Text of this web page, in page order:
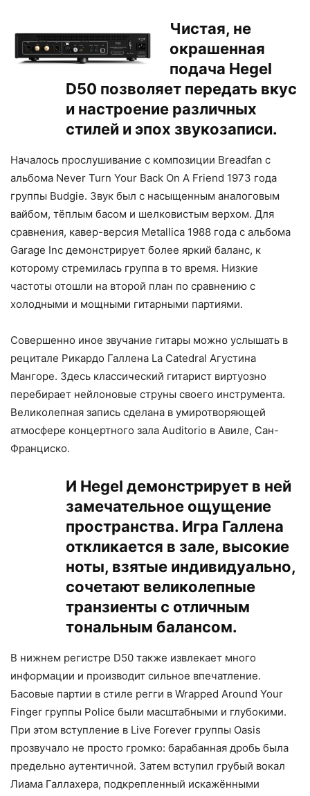
Чистая, не
окрашенная
подача Hegel
D50 позволяет передать вкус
и настроение различных
стилей и эпох звукозаписи.
Началось прослушивание с композиции Breadfan с
альбома Never Turn Your Back On A Friend 1973 года
группы Budgie. Звук был с насыщенным аналоговым
вайбом, тёплым басом и шелковистым верхом. Для
сравнения, кавер-версия Metallica 1988 года с альбома
Garage Inc демонстрирует более яркий баланс, к
которому стремилась группа в то время. Низкие
частоты отошли на второй план по сравнению с
холодными и мощными гитарными партиями.
Совершенно иное звучание гитары можно услышать в
рецитале Рикардо Галлена La Catedral Агустина
Мангоре. Здесь классический гитарист виртуозно
перебирает нейлоновые струны своего инструмента.
Великолепная запись сделана в умиротворяющей
атмосфере концертного зала Auditorio в Авиле, Сан-
Франциско.
И Hegel демонстрирует в ней
замечательное ощущение
пространства. Игра Галлена
откликается в зале, высокие
ноты, взятые индивидуально,
сочетают великолепные
транзиенты с отличным
тональным балансом.
В нижнем регистре D50 также извлекает много
информации и производит сильное впечатление.
Басовые партии в стиле регги в Wrapped Around Your
Finger группы Police были масштабными и глубокими.
При этом вступление в Live Forever группы Oasis
прозвучало не просто громко: барабанная дробь была
предельно аутентичной. Затем вступил грубый вокал
Лиама Галлахера, подкрепленный искажёнными